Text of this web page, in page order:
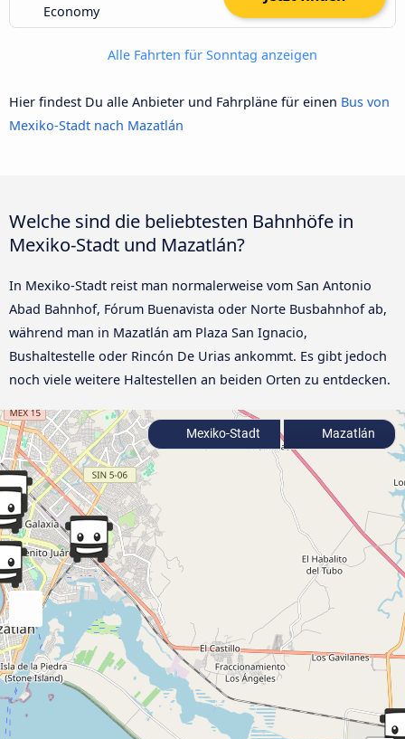
Economy
Alle Fahrten für Sonntag anzeigen
Hier findest Du alle Anbieter und Fahrpläne für einen Bus von
Mexiko-Stadt nach Mazatlán
Welche sind die beliebtesten Bahnhöfe in
Mexiko-Stadt und Mazatlán?
In Mexiko-Stadt reist man normalerweise vom San Antonio
Abad Bahnhof, Fórum Buenavista oder Norte Busbahnhof ab,
während man in Mazatlán am Plaza San Ignacio,
Bushaltestelle oder Rincón De Urias ankommt. Es gibt jedoch
noch viele weitere Haltestellen an beiden Orten zu entdecken.
Mexiko-Stadt Mazatlán